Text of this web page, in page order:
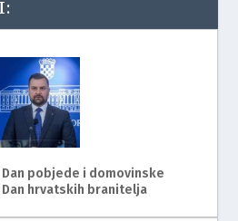
pobjede i domovinske
hrvatskih branitelja